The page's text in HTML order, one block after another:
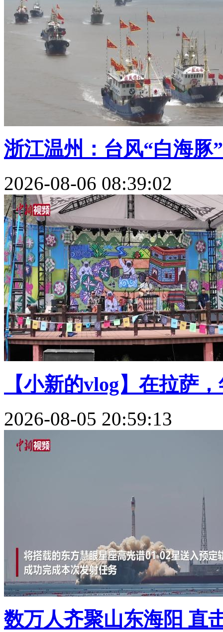
浙江温州：台风“白海豚
2026-08-06 08:39:02
【小新的vlog】在拉萨
2026-08-05 20:59:13
数万人齐聚山东海阳 直